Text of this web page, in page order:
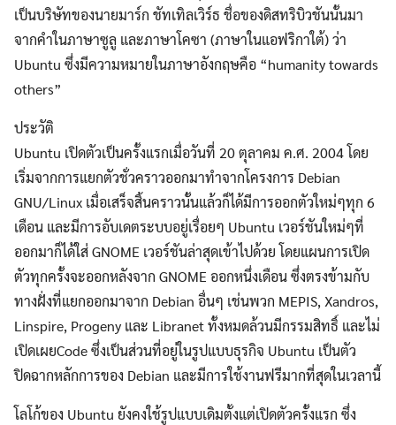
เป็นบริษัทของนายมาร์ก ชัทเทิลเวิร์ธ ชื่อของดิสทริบิวชันนั้นมา
จากคำในภาษาซูลู และภาษาโคซา (ภาษาในแอฟริกาใต้) ว่า
Ubuntu ซึ่งมีความหมายในภาษาอังกฤษคือ “humanity towards
others”
ประวัติ
Ubuntu เปิดตัวเป็นครั้งแรกเมื่อวันที่ 20 ตุลาคม ค.ศ. 2004 โดย
เริ่มจากการแยกตัวชั่วคราวออกมาทำจากโครงการ Debian
GNU/Linux เมื่อเสร็จสิ้นคราวนั้นแล้วก็ได้มีการออกตัวใหม่ๆทุก 6
เดือน และมีการอับเดตระบบอยู่เรื่อยๆ Ubuntu เวอร์ชันใหม่ๆที่
ออกมาก็ได้ใส่ GNOME เวอร์ชันล่าสุดเข้าไปด้วย โดยแผนการเปิด
ตัวทุกครั้งจะออกหลังจาก GNOME ออกหนึ่งเดือน ซึ่งตรงข้ามกับ
ทางฝั่งที่แยกออกมาจาก Debian อื่นๆ เช่นพวก MEPIS, Xandros,
Linspire, Progeny และ Libranet ทั้งหมดล้วนมีกรรมสิทธิ์ และไม่
เปิดเผยCode ซึ่งเป็นส่วนที่อยู่ในรูปแบบธุรกิจ Ubuntu เป็นตัว
ปิดฉากหลักการของ Debian และมีการใช้งานฟรีมากที่สุดในเวลานี้
โลโก้ของ Ubuntu ยังคงใช้รูปแบบเดิมตั้งแต่เปิดตัวครั้งแรก ซึ่ง